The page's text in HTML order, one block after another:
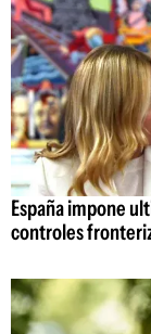
España impone
controles